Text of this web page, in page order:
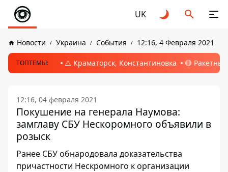
UK
Новости Украина События 12:16, 4 Февраля 2021
ТОПТЕМЫ: ⚠️ Краматорск, Константиновка 🔴
12:16, 04 февраля 2021
Покушение на генерала Наумова:
замглаву СБУ Нескоромного объявили в
розыск
Ранее СБУ обнародовала доказательства
причастности Нескромного к организации